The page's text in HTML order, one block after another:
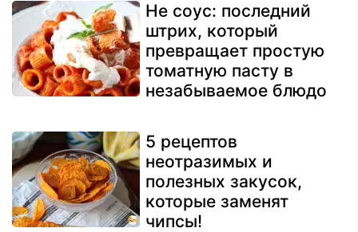
Не соус: последний
штрих, который
превращает простую
томатную пасту в
незабываемое блюдо
5 рецептов
неотразимых и
полезных закусок,
которые заменят
чипсы!